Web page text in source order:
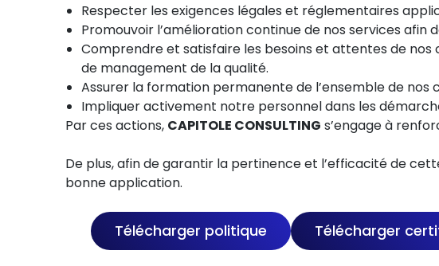
Respecter les exigences légales et réglementaires
Promouvoir l’amélioration continue de nos services
Comprendre et satisfaire les besoins et attentes de nos
de management de la qualité.
Assurer la formation permanente de l’ensemble de nos
Impliquer activement notre personnel dans les
Par ces actions, CAPITOLE CONSULTING s’engage à
De plus, afin de garantir la pertinence et l’efficacité de
bonne application.
Télécharger politique Télécharger